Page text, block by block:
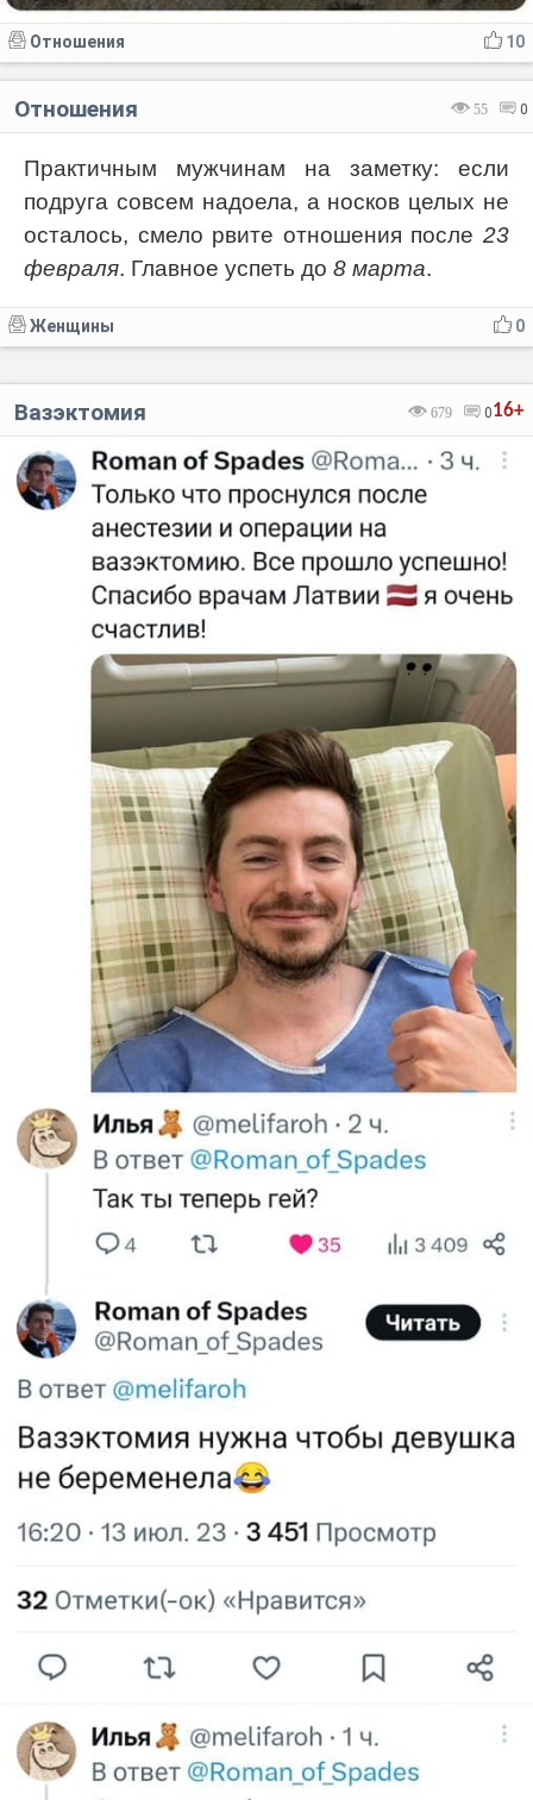
10
Отношения
55 0
Отношения
Практичным мужчинам на заметку: если
подруга совсем надоела, а носков целых не
осталось, смело рвите отношения после 23
февраля. Главное успеть до 8 марта.
0
Женщины
16+
679 0
Вазэктомия